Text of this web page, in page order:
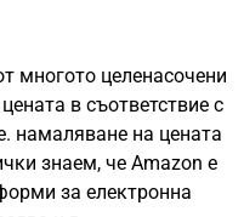
многото целенасочени
в съответствие с
намаляване на цената
знаем, че Amazon е
за електронна